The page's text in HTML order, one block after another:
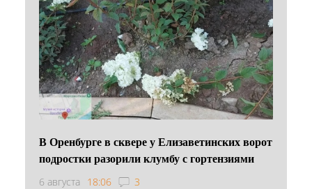
В Оренбурге в сквере у Елизаветинских ворот
подростки разорили клумбу с гортензиями
6 августа 18:06 3